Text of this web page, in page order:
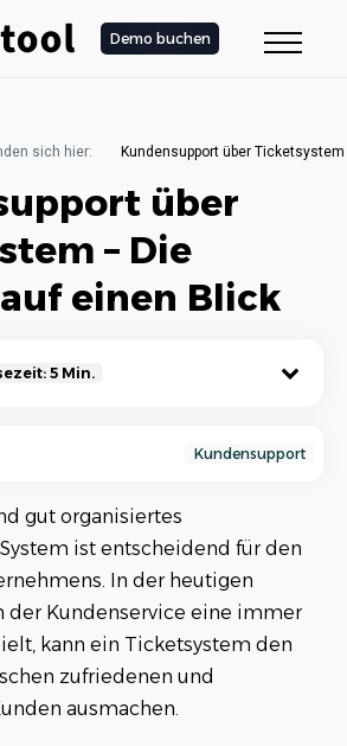
Demo buchen
sich hier: Kundensupport über
über
– Die
einen Blick
5 Min.
Ticketsystems für den
und Übersichtlichkeit
Kundensupport
gut organisiertes
ist entscheidend für den
In der heutigen
der Kundenservice eine immer
kann ein Ticketsystem den
zufriedenen und
ausmachen.